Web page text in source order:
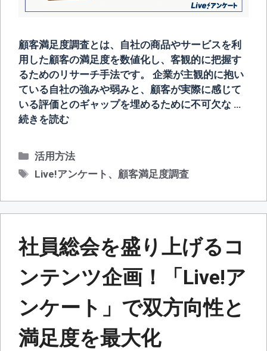
顧客満足度調査とは、自社の商品やサービスを利
用した顧客の満足度を数値化し、客観的に把握す
るためのリサーチ手法です。 企業が主観的に抱い
ている自社の強みや弱みと、顧客が実際に感じて
いる評価とのギャップを埋めるために不可欠な …
続きを読む
カ
テ
リ
ー
活用方法
タ
Live!アンケート 、 顧客満足度調査
社員総会を盛り上げるコ
ンテンツ企画！「Live!ア
ンケート」で双方向性と
満足度を最大化